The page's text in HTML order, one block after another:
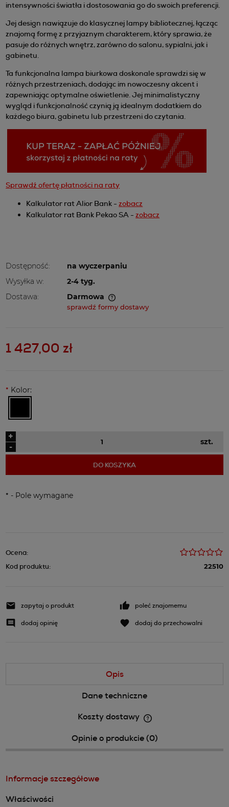
intensywności światła i dostosowania go do swoich preferencji.
Jej design nawiązuje do klasycznej lampy bibliotecznej, łącząc
znajomą formę z przyjaznym charakterem, który sprawia, że
pasuje do różnych wnętrz, zarówno do salonu, sypialni, jak i
gabinetu.
Ta funkcjonalna lampa biurkowa doskonale sprawdzi się w
różnych przestrzeniach, dodając im nowoczesny akcent i
zapewniając optymalne oświetlenie. Jej minimalistyczny
wygląd i funkcjonalność czynią ją idealnym dodatkiem do
każdego biura, gabinetu lub przestrzeni do czytania.
Sprawdź ofertę płatności na raty
Kalkulator rat Alior Bank -zobacz
Kalkulator rat Bank Pekao SA -zobacz
Dostępność:
na wyczerpaniu
Wysyłka w:
2-4 tyg.
Dostawa:
Darmowa
Cena nie zawiera ewentualnych kosztów płatności
sprawdź formy dostawy
1 427,00 zł
* Kolor:
-
+
szt.
DO KOSZYKA
* - Pole wymagane
Ocena:
Kod produktu:
22510
zapytaj o produkt poleć znajomemu
dodaj opinię dodaj do przechowalni
Opis
Dane techniczne
Koszty dostawy
Opinie o produkcie (0)
Informacje szczegółowe
Właściwości